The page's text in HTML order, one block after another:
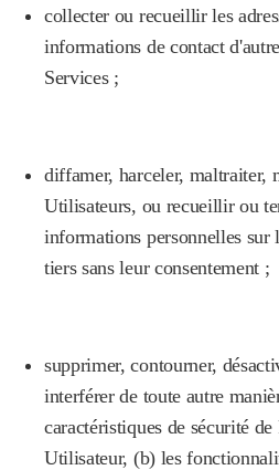
collecter ou recueillir les
informations de contact
Services ;
diffamer, harceler, maltraiter,
Utilisateurs, ou recueillir ou
informations personnelles sur
tiers sans leur consentement ;
supprimer, contourner,
interférer de toute autre
caractéristiques de sécurité
Utilisateur, (b) les